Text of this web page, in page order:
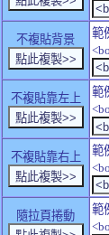
不複貼背景
範
不複貼靠左上
範
不複貼靠右上
範
隨拉頁捲動
範